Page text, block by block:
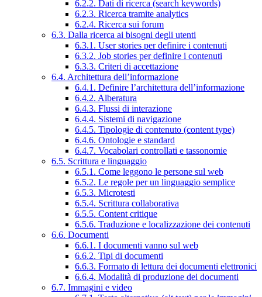
6.2.2. Dati di ricerca (search keywords)
6.2.3. Ricerca tramite analytics
6.2.4. Ricerca sui forum
6.3. Dalla ricerca ai bisogni degli utenti
6.3.1. User stories per definire i contenuti
6.3.2. Job stories per definire i contenuti
6.3.3. Criteri di accettazione
6.4. Architettura dell’informazione
6.4.1. Definire l’architettura dell’informazione
6.4.2. Alberatura
6.4.3. Flussi di interazione
6.4.4. Sistemi di navigazione
6.4.5. Tipologie di contenuto (content type)
6.4.6. Ontologie e standard
6.4.7. Vocabolari controllati e tassonomie
6.5. Scrittura e linguaggio
6.5.1. Come leggono le persone sul web
6.5.2. Le regole per un linguaggio semplice
6.5.3. Microtesti
6.5.4. Scrittura collaborativa
6.5.5. Content critique
6.5.6. Traduzione e localizzazione dei contenuti
6.6. Documenti
6.6.1. I documenti vanno sul web
6.6.2. Tipi di documenti
6.6.3. Formato di lettura dei documenti elettronici
6.6.4. Modalità di produzione dei documenti
6.7. Immagini e video